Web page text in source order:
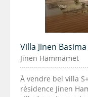
Villa Jinen Basima
Jinen Hammamet
À vendre bel villa
résidence Jinen